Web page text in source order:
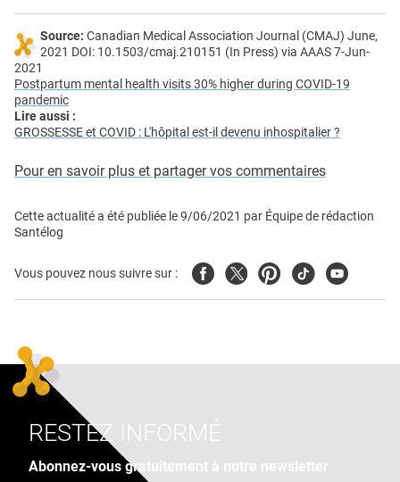
Source: Canadian Medical Association Journal (CMAJ) June,
2021 DOI: 10.1503/cmaj.210151 (In Press) via AAAS 7-Jun-
2021
Postpartum mental health visits 30% higher during COVID-19
pandemic
Lire aussi :
GROSSESSE et COVID : L'hôpital est-il devenu inhospitalier ?
Pour en savoir plus et partager vos commentaires
Cette actualité a été publiée le9/06/2021 par Équipe de rédaction
Santélog
Vous pouvez nous suivre sur : FacebookTwitterPinterest
TiktokYoutube
RESTEZ INFORMÉ
Abonnez-vous gratuitement à notre newsletter